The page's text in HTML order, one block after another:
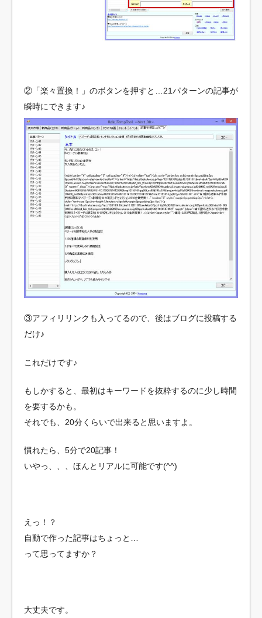
②「楽々置換！」のボタンを押すと…21パターンの記事が
瞬時にできます♪
③アフィリリンクも入ってるので、後はブログに投稿する
だけ♪
これだけです♪
もしかすると、最初はキーワードを抜粋するのに少し時間
を要するかも。
それでも、20分くらいで出来ると思いますよ。
慣れたら、5分で20記事！
いやっ、、、ほんとリアルに可能です(^^)
えっ！？
自動で作った記事はちょっと…
って思ってますか？
大丈夫です。